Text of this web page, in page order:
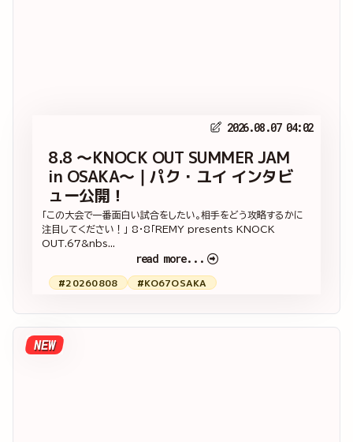
2026.08.07 04:02
8.8 ～KNOCK OUT SUMMER JAM
in OSAKA～｜パク・ユイ インタビ
ュー公開！
「この大会で一番面白い試合をしたい。相手をどう攻略するかに
注目してください！」 8・8「REMY presents KNOCK
OUT.67&nbs...
read more...
#20260808 #KO67OSAKA
NEW